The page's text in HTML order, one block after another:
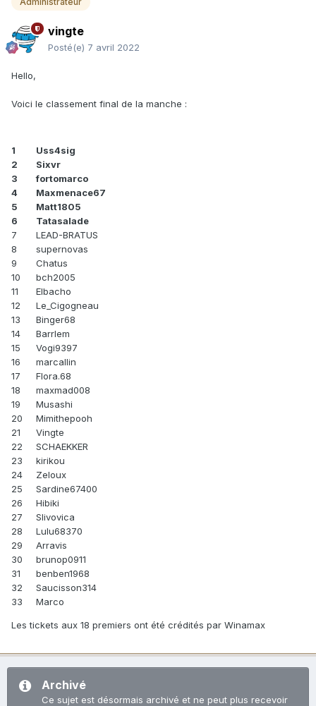
vingte
Posté(e) 7 avril 2022
Hello,
Voici le classement final de la manche :
1
Uss4sig
2
Sixvr
3
fortomarco
4
Maxmenace67
5
Matt1805
6
Tatasalade
7
LEAD-BRATUS
8
supernovas
9
Chatus
10
bch2005
11
Elbacho
12
Le_Cigogneau
13
Binger68
14
Barrlem
15
Vogi9397
16
marcallin
17
Flora.68
18
maxmad008
19
Musashi
20
Mimithepooh
21
Vingte
22
SCHAEKKER
23
kirikou
24
Zeloux
25
Sardine67400
26
Hibiki
27
Slivovica
28
Lulu68370
29
Arravis
30
brunop0911
31
benben1968
32
Saucisson314
33
Marco
Les tickets aux 18 premiers ont été crédités par Winamax
Archivé
Ce sujet est désormais archivé et ne peut plus recevoir